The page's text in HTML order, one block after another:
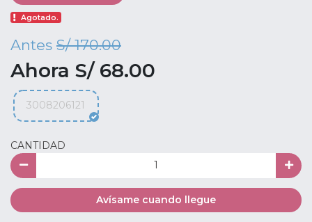
Agotado.
Antes S/ 170.00
Ahora S/ 68.00
3008206121
CANTIDAD
Avísame cuando llegue